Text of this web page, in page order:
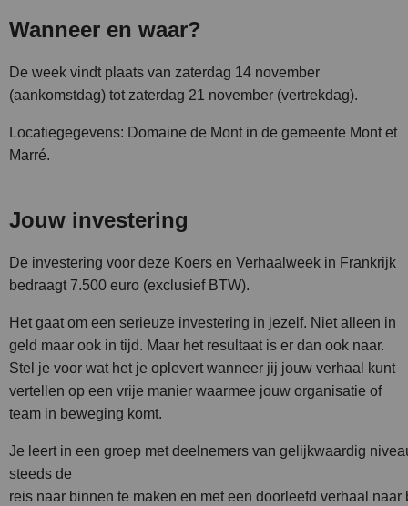
Wanneer en waar?
De week vindt plaats van zaterdag 14 november
(aankomstdag) tot zaterdag 21 november (vertrekdag).
Locatiegegevens: Domaine de Mont in de gemeente Mont et
Marré.
Jouw investering
De investering voor deze Koers en Verhaalweek in Frankrijk
bedraagt 7.500 euro (exclusief BTW).
Het gaat om een serieuze investering in jezelf. Niet alleen in
geld maar ook in tijd. Maar het resultaat is er dan ook naar.
Stel je voor wat het je oplevert wanneer jij jouw verhaal kunt
vertellen op een vrije manier waarmee jouw organisatie of
team in beweging komt.
Je leert in een groep met deelnemers van gelijkwaardig
steeds de
reis naar binnen te maken en met een doorleefd verhaal